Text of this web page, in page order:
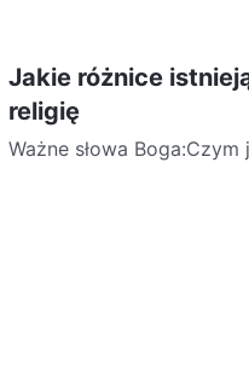
Jakie różnice
religię
Ważne słowa